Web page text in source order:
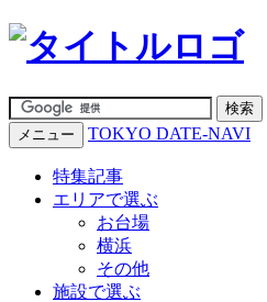
メニュー TOKYO DATE-NAVI
特集記事
エリアで選ぶ
お台場
横浜
その他
施設で選ぶ